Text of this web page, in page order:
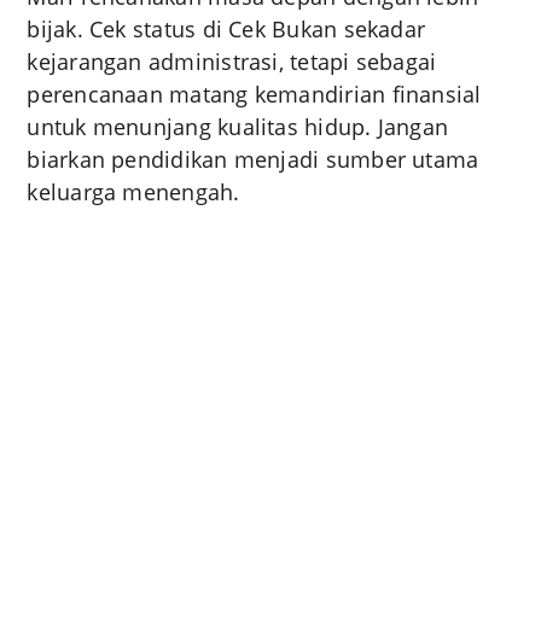
bijak. Cek status di Cek Bukan sekadar
kejarangan administrasi, tetapi sebagai
perencanaan matang kemandirian finansial
untuk menunjang kualitas hidup. Jangan
biarkan pendidikan menjadi sumber utama
keluarga menengah.